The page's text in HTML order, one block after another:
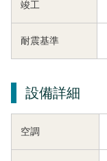
竣工
耐震基準
設備詳細
空調